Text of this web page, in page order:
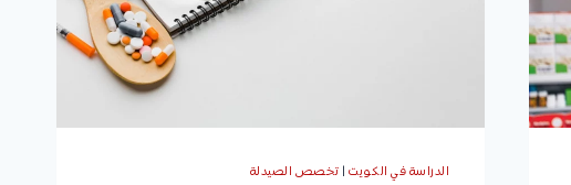
الدراسة في الكويت| تخصص الصيدلة